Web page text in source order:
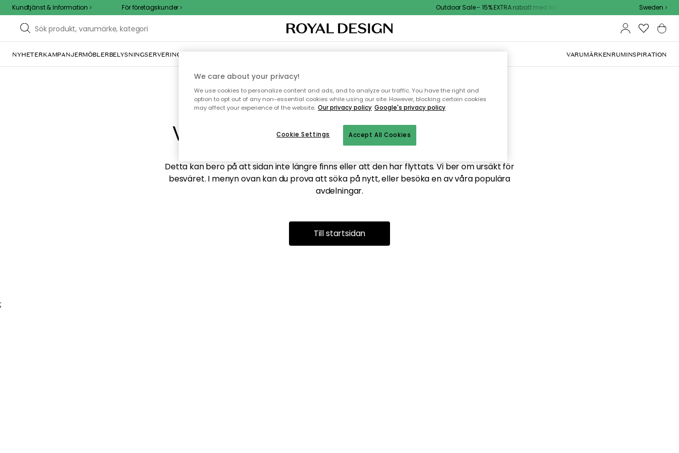
Kundtjänst & Information För företagskunder Outdoor Sale - 15% EXTRA rabatt med kod Sweden
NYHETERKAMPANJERMÖBLERBELYSNINGSERVERING INREDNINGTEXTIL & MATTORKÖKETFÖRVARINGUTEMÖBLER VARUMÄRKENRUMINSPIRATION
Vi hittar tyvärr inte sidan du söker
Detta kan bero på att sidan inte längre finns eller att den har flyttats. Vi ber om ursäkt för
besväret. I menyn ovan kan du prova att söka på nytt, eller besöka en av våra populära
avdelningar.
Till startsidan
;
We care about your privacy!
We use cookies to personalize content and ads, and to analyze our traffic. You have the right and
option to opt out of any non-essential cookies while using our site. However, blocking certain cookies
may affect your experience of the website. Our privacy policy Google's privacy policy
Accept All Cookies
Cookie Settings